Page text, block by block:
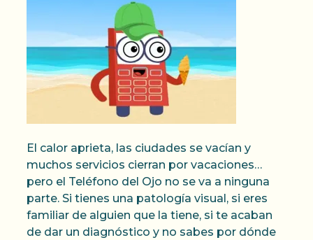
El calor aprieta, las ciudades se vacían y
muchos servicios cierran por vacaciones…
pero el Teléfono del Ojo no se va a ninguna
parte. Si tienes una patología visual, si eres
familiar de alguien que la tiene, si te acaban
de dar un diagnóstico y no sabes por dónde